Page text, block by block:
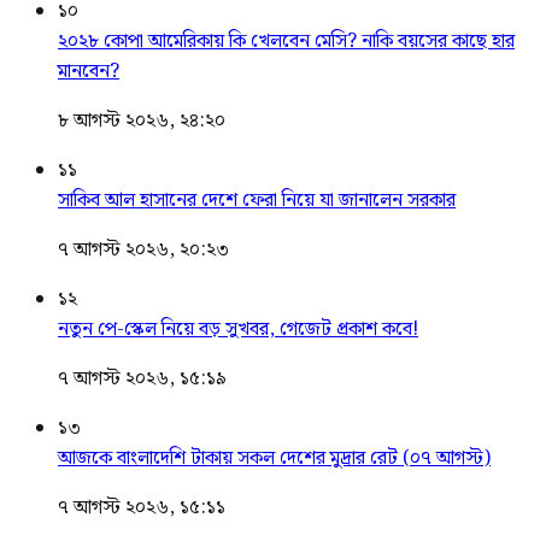
১০
২০২৮ কোপা আমেরিকায় কি খেলবেন মেসি? নাকি বয়সের কাছে হার
মানবেন?
৮ আগস্ট ২০২৬, ২৪:২০
১১
সাকিব আল হাসানের দেশে ফেরা নিয়ে যা জানালেন সরকার
৭ আগস্ট ২০২৬, ২০:২৩
১২
নতুন পে-স্কেল নিয়ে বড় সুখবর, গেজেট প্রকাশ কবে!
৭ আগস্ট ২০২৬, ১৫:১৯
১৩
আজকে বাংলাদেশি টাকায় সকল দেশের মুদ্রার রেট (০৭ আগস্ট)
৭ আগস্ট ২০২৬, ১৫:১১